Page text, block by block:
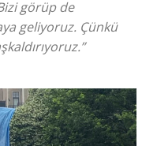
görüp de
geliyoruz. Çünkü